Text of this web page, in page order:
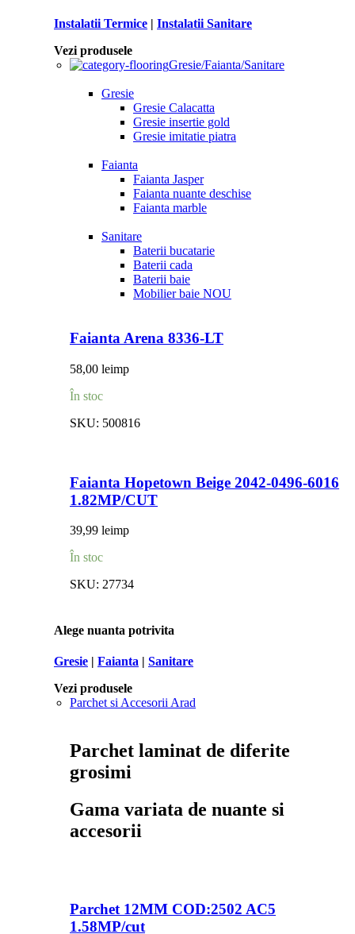
Instalatii Termice | Instalatii Sanitare
Vezi produsele
Gresie/Faianta/Sanitare
Gresie
Gresie Calacatta
Gresie insertie gold
Gresie imitatie piatra
Faianta
Faianta Jasper
Faianta nuante deschise
Faianta marble
Sanitare
Baterii bucatarie
Baterii cada
Baterii baie
Mobilier baie NOU
Faianta Arena 8336-LT
58,00 leimp
În stoc
SKU: 500816
Faianta Hopetown Beige 2042-0496-6016
1.82MP/CUT
39,99 leimp
În stoc
SKU: 27734
Alege nuanta potrivita
Gresie | Faianta | Sanitare
Vezi produsele
Parchet si Accesorii Arad
Parchet laminat de diferite
grosimi
Gama variata de nuante si
accesorii
Parchet 12MM COD:2502 AC5
1.58MP/cut